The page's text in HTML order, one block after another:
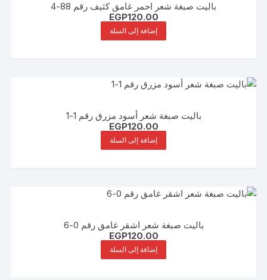
باليت صبغة شعر احمر غامق كثيف رقم 88-4
EGP120.00
إضافة إلى السلة
باليت صبغة شعر أسود مزرق رقم 1-1
EGP120.00
إضافة إلى السلة
باليت صبغة شعر اشقر غامق رقم 0-6
EGP120.00
إضافة إلى السلة